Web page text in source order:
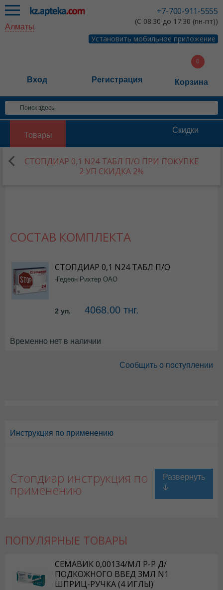
+7-700-911-5555
(С 08:30 до 17:30 (пн-пт))
Установить мобильное приложение
Алматы
Вход Регистрация Корзина
Товары
Скидки
СТОПДИАР 0,1 N24 ТАБЛ П/О ПРИ ПОКУПКЕ
2 УП СКИДКА 2%
Временно нет в наличии
Сообщить о поступлении
СОСТАВ КОМПЛЕКТА
СТОПДИАР 0,1 N24 ТАБЛ П/О
-Гедеон Рихтер ОАО
2 уп. 4068.00 тнг.
Инструкция по применению
Стопдиар инструкция по
применению
Стопдиар в Астане, Стопдиар в Уральске, Стопдиар в Актау
Стопдиар в Караганде
ПОПУЛЯРНЫЕ ТОВАРЫ
СЕМАВИК 0,00134/МЛ Р-Р Д/
ПОДКОЖНОГО ВВЕД 3МЛ N1
ШПРИЦ-РУЧКА (4 ИГЛЫ)